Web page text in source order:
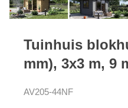
Tuinhuis
mm), 3x3 m, 9
AV205-44NF